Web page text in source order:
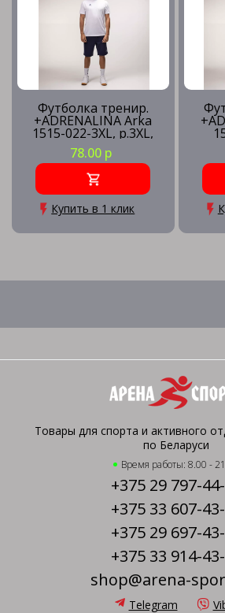
Футболка тренир.
+ADRENALINA Arka
1515-022-3XL, р.3XL,
полиэстер, хлопок,
вискоза, белый
78.00 р
Купить в 1 клик
Товары для спорта и активного
по Беларуси
Время работы: 8.00 -
+375 29 797-
+375 33 607-
+375 29 697-
+375 33 914-
shop@arena-
Telegram